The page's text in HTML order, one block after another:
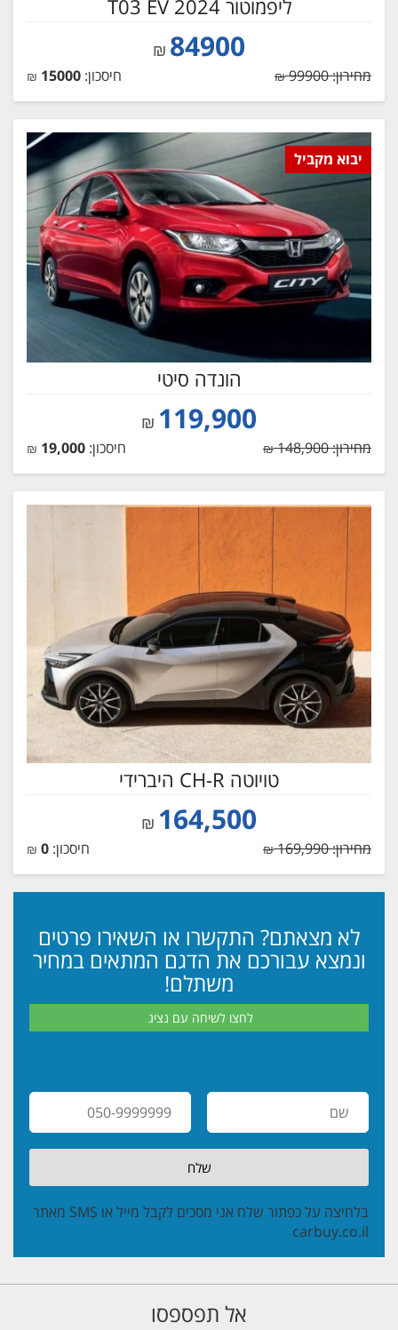
ליפמוטור T03 EV 2024
84900
₪
מחירון: 99900 ₪ חיסכון: ₪
הונדה סיטי
יבוא מקביל
119,900
₪
מחירון: 148,900 ₪ חיסכון: ₪
טויוטה CH-R היברידי
164,500
₪
מחירון: 169,990 ₪ חיסכון: ₪
לא מצאתם? התקשרו או השאירו פרטים
ונמצא עבורכם את הדגם המתאים במחיר
משתלם!
לחצו לשיחה עם נציג
שלח
בלחיצה על כפתור שלח אני מסכים לקבל מייל או SMS מאתר
carbuy.co.il
אל תפספסו